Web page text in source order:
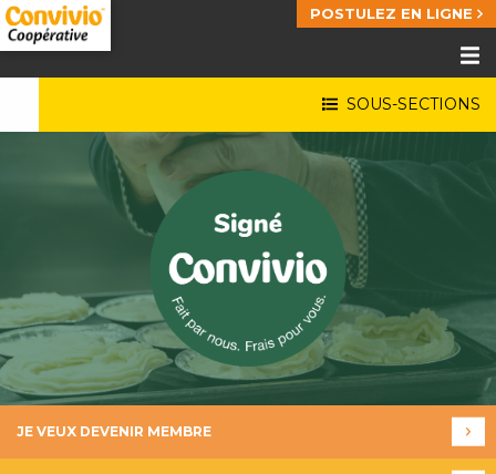
SOUS-SECTIONS
POSTULEZ EN LIGNE
JE VEUX DEVENIR MEMBRE